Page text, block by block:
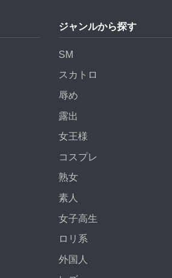
ジャンルから探す
SM
スカトロ
辱め
露出
女王様
コスプレ
熟女
素人
女子高生
ロリ系
外国人